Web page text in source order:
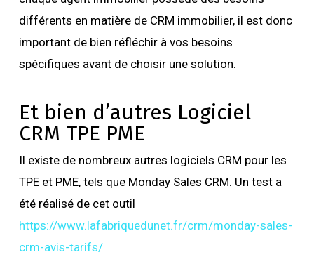
différents en matière de CRM immobilier, il est donc
important de bien réfléchir à vos besoins
spécifiques avant de choisir une solution.
Et bien d’autres Logiciel
CRM TPE PME
Il existe de nombreux autres logiciels CRM pour les
TPE et PME, tels que Monday Sales CRM. Un test a
été réalisé de cet outil
https://www.lafabriquedunet.fr/crm/monday-sales-
crm-avis-tarifs/